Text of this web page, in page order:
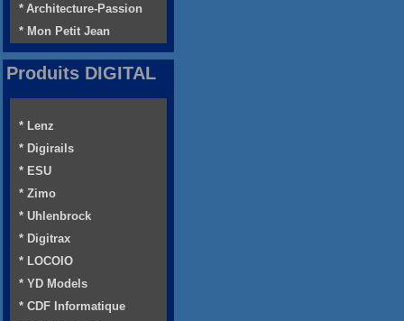
* Architecture-Passion
* Mon Petit Jean
Produits DIGITAL
* Lenz
* Digirails
* ESU
* Zimo
* Uhlenbrock
* Digitrax
* LOCOIO
* YD Models
* CDF Informatique